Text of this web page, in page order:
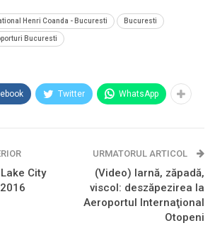
Henri Coanda - Bucuresti Bucuresti
Bucuresti
Twitter WhatsApp
City
URMATORUL ARTICOL
(Video) Iarnă, zăpadă,
viscol: deszăpezirea la
Aeroportul Internaţional
Otopeni